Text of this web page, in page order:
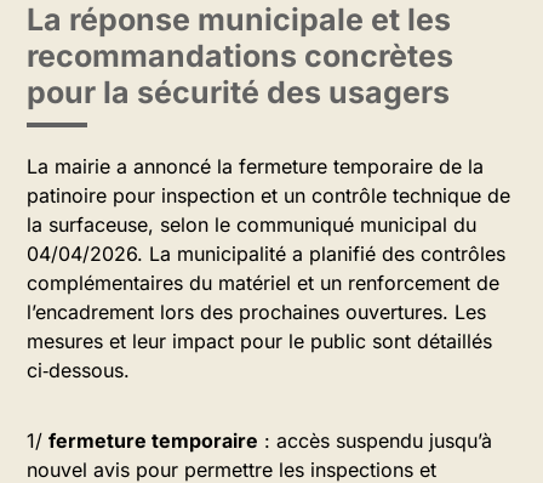
La réponse municipale et les
recommandations concrètes
pour la sécurité des usagers
La mairie a annoncé la fermeture temporaire de la
patinoire pour inspection et un contrôle technique de
la surfaceuse, selon le communiqué municipal du
04/04/2026. La municipalité a planifié des contrôles
complémentaires du matériel et un renforcement de
l’encadrement lors des prochaines ouvertures. Les
mesures et leur impact pour le public sont détaillés
ci‑dessous.
1/ fermeture temporaire : accès suspendu jusqu’à
nouvel avis pour permettre les inspections et